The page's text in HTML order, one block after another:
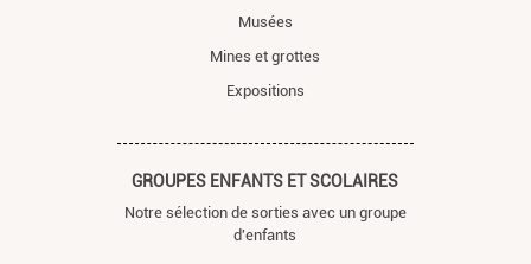
Musées
Mines et grottes
Expositions
GROUPES ENFANTS ET SCOLAIRES
Notre sélection de sorties avec un groupe
d'enfants